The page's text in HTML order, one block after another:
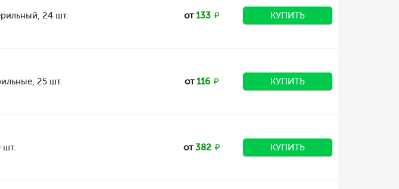
24 шт. от133 КУПИТЬ
25 шт. от116 КУПИТЬ
шт. от382 КУПИТЬ